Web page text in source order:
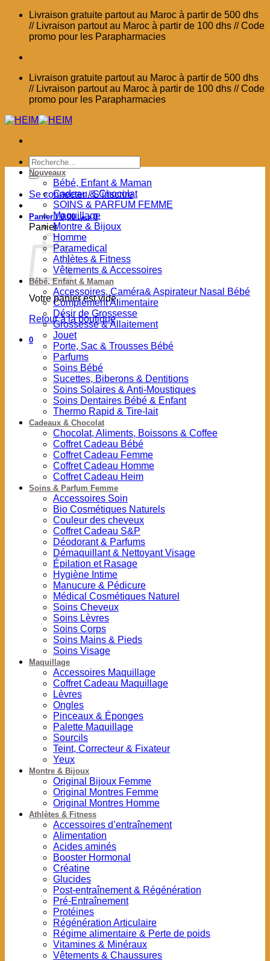
Passer
contenu
Livraison gratuite partout au Maroc à partir de 500 dhs
// Livraison partout au Maroc à partir de 100 dhs // Code
promo pour les Parapharmacies
Livraison gratuite partout au Maroc à partir de 500 dhs
// Livraison partout au Maroc à partir de 100 dhs // Code
promo pour les Parapharmacies
Recherche
pour :
Se connecter / S’inscrire
Panier / د.م.0,00 0
Panier
Votre panier est vide.
Retour à la boutique
0
Nouveaux
Bébé, Enfant & Maman
Cadeau & Chocolat
SOINS & PARFUM FEMME
Maquillage
Montre & Bijoux
Homme
Paramedical
Athlètes & Fitness
Vêtements & Accessoires
Bébé, Enfant & Maman
Accessoires, Caméra& Aspirateur Nasal Bébé
Complément Alimentaire
Désir de Grossesse
Grossesse & Allaitement
Jouet
Porte, Sac & Trousses Bébé
Parfums
Soins Bébé
Sucettes, Biberons & Dentitions
Soins Solaires & Anti-Moustiques
Soins Dentaires Bébé & Enfant
Thermo Rapid & Tire-lait
Cadeaux & Chocolat
Chocolat, Aliments, Boissons & Coffee
Coffret Cadeau Bébé
Coffret Cadeau Femme
Coffret Cadeau Homme
Coffret Cadeau Heim
Soins & Parfum Femme
Accessoires Soin
Bio Cosmétiques Naturels
Couleur des cheveux
Coffret Cadeau S&P
Déodorant & Parfums
Démaquillant & Nettoyant Visage
Épilation et Rasage
Hygiène Intime
Manucure & Pédicure
Médical Cosmétiques Naturel
Soins Cheveux
Soins Lèvres
Soins Corps
Soins Mains & Pieds
Soins Visage
Maquillage
Accessoires Maquillage
Coffret Cadeau Maquillage
Lèvres
Ongles
Pinceaux & Éponges
Palette Maquillage
Sourcils
Teint, Correcteur & Fixateur
Yeux
Montre & Bijoux
Original Bijoux Femme
Original Montres Femme
Original Montres Homme
Athlètes & Fitness
Accessoires d’entraînement
Alimentation
Acides aminés
Booster Hormonal
Créatine
Glucides
Post-entraînement & Régénération
Pré-Entraînement
Protéines
Régénération Articulaire
Régime alimentaire & Perte de poids
Vitamines & Minéraux
Vêtements & Chaussures